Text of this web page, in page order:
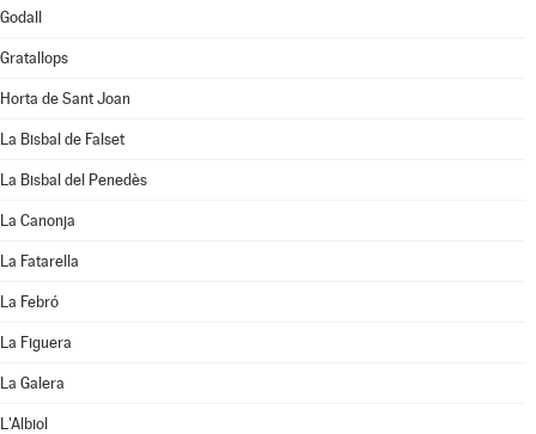
Godall
Gratallops
Horta de Sant Joan
La Bisbal de Falset
La Bisbal del Penedès
La Canonja
La Fatarella
La Febró
La Figuera
La Galera
L'Albiol